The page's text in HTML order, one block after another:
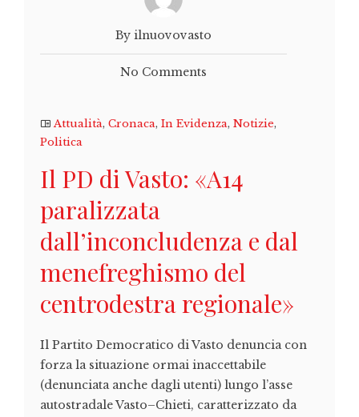
By ilnuovovasto
No Comments
Attualità, Cronaca, In Evidenza, Notizie,
Politica
Il PD di Vasto: «A14
paralizzata
dall’inconcludenza e dal
menefreghismo del
centrodestra regionale»
Il Partito Democratico di Vasto denuncia con
forza la situazione ormai inaccettabile
(denunciata anche dagli utenti) lungo l’asse
autostradale Vasto–Chieti, caratterizzato da